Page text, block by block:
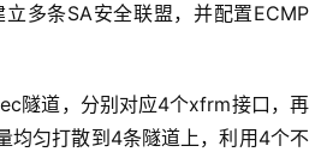
多条SA安全联盟，并配置ECMP
隧道，分别对应4个xfrm接口，再
均匀打散到4条隧道上，利用4个不